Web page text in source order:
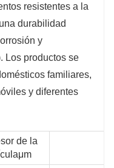
resistentes a la
durabilidad
y
Los productos se
familiares,
y diferentes
de la